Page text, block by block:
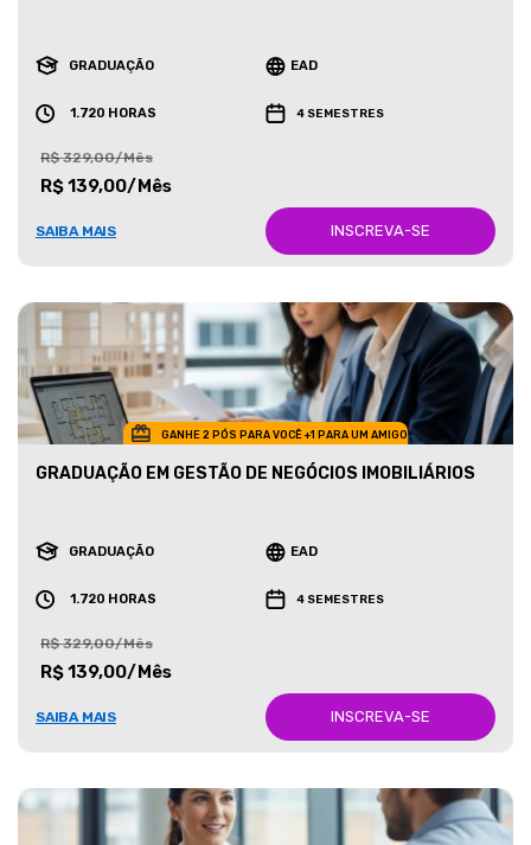
GRADUAÇÃO EAD
1.720 HORAS 4 SEMESTRES
R$ 329,00/Mês
R$ 139,00/Mês
SAIBA MAIS INSCREVA-SE
GANHE 2 PÓS PARA VOCÊ +1 PARA UM AMIGO
GRADUAÇÃO EM GESTÃO DE NEGÓCIOS IMOBILIÁRIOS
GRADUAÇÃO EAD
1.720 HORAS 4 SEMESTRES
R$ 329,00/Mês
R$ 139,00/Mês
SAIBA MAIS INSCREVA-SE